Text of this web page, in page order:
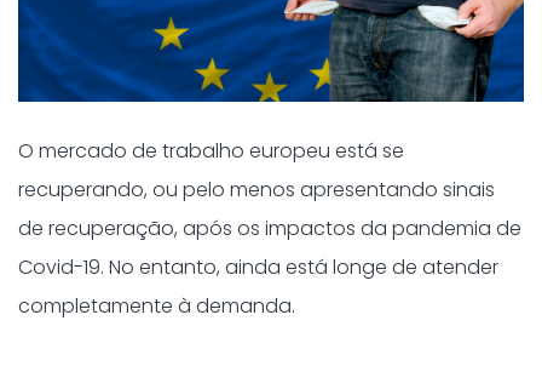
O mercado de trabalho europeu está se
recuperando, ou pelo menos apresentando sinais
de recuperação, após os impactos da pandemia de
Covid-19. No entanto, ainda está longe de atender
completamente à demanda.